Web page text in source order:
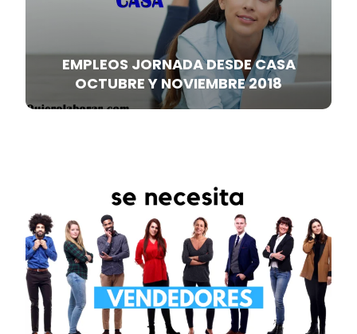
EMPLEOS JORNADA DESDE CASA
OCTUBRE Y NOVIEMBRE 2018